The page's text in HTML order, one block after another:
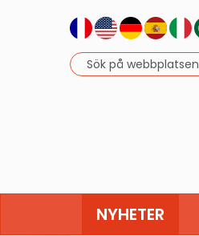
NYHETER